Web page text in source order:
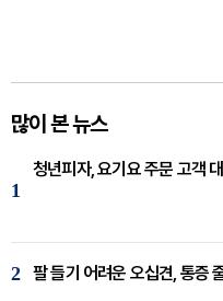
많이 본 뉴스
1
청년피자, 요기요 주문 고객
2